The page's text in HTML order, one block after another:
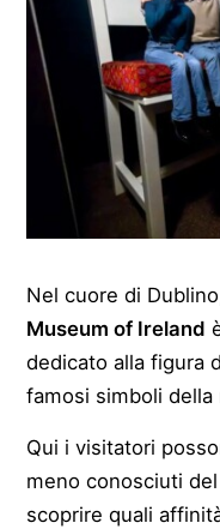
Nel cuore di
Museum of Ireland
dedicato alla figura
famosi simboli
Qui i visitatori
meno conosciuti
scoprire quali